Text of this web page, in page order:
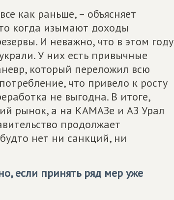
как раньше, – объясняет
когда изымают доходы
И неважно, что в этом году
У них есть привычные
который переложил всю
что привело к росту
не выгодна. В итоге,
рынок, а на КАМАЗе и АЗ Урал
продолжает
нет ни санкций, ни
если принять ряд мер уже